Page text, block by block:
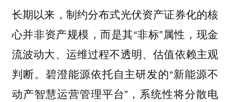
长期以来，制约分布式光伏资产证券化的核
心并非资产规模，而是其“非标”属性，现金
流波动大、运维过程不透明、估值依赖主观
判断。碧澄能源依托自主研发的“新能源不
动产智慧运营管理平台”，系统性将分散电